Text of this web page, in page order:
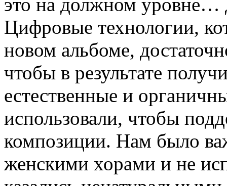
Цифровые технологии,
новом альбоме,
чтобы в результате
естественные и
использовали, чтобы
композиции. Нам было
женскими хорами и не